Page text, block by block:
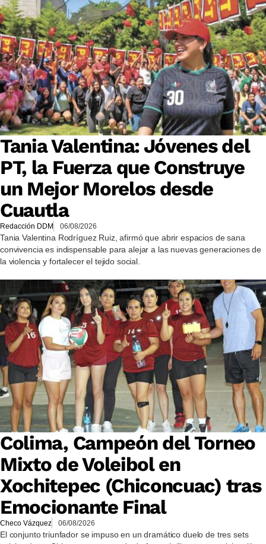
Tania Valentina: Jóvenes del
PT, la Fuerza que Construye
un Mejor Morelos desde
Cuautla
Redacción DDM 06/08/2026
Tania Valentina Rodríguez Ruiz, afirmó que abrir espacios de sana
convivencia es indispensable para alejar a las nuevas generaciones de
la violencia y fortalecer el tejido social.
Colima, Campeón del Torneo
Mixto de Voleibol en
Xochitepec (Chiconcuac) tras
Emocionante Final
Checo Vázquez 06/08/2026
El conjunto triunfador se impuso en un dramático duelo de tres sets